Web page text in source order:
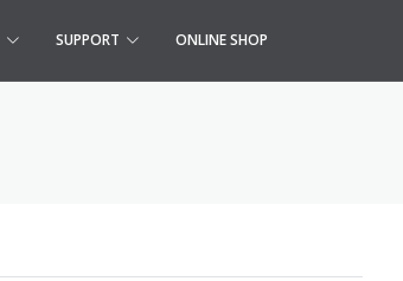
SUPPORT ONLINE SHOP